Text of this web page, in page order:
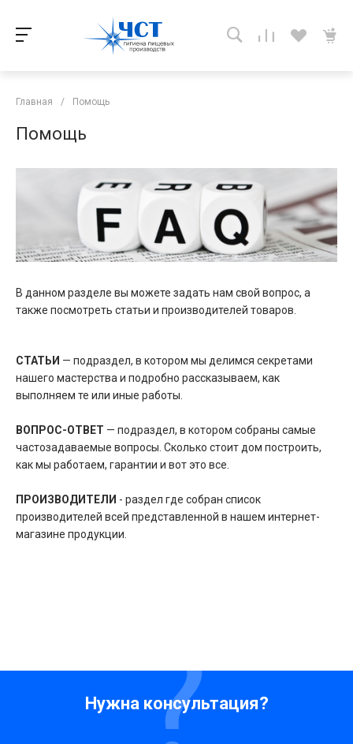
Главная / Помощь
Помощь
В данном разделе вы можете задать нам свой вопрос, а
также посмотреть статьи и производителей товаров.
СТАТЬИ — подраздел, в котором мы делимся секретами
нашего мастерства и подробно рассказываем, как
выполняем те или иные работы.
ВОПРОС-ОТВЕТ — подраздел, в котором собраны самые
частозадаваемые вопросы. Сколько стоит дом построить,
как мы работаем, гарантии и вот это все.
ПРОИЗВОДИТЕЛИ - раздел где собран список
производителей всей представленной в нашем интернет-
магазине продукции.
Нужна консультация?